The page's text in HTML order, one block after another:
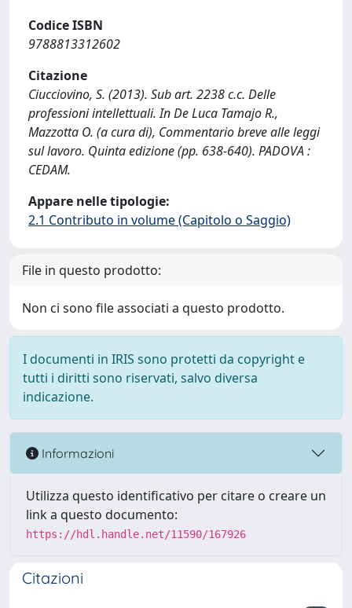
Codice ISBN
9788813312602
Citazione
Ciucciovino, S. (2013). Sub art. 2238 c.c. Delle
professioni intellettuali. In De Luca Tamajo R.,
Mazzotta O. (a cura di), Commentario breve alle leggi
sul lavoro. Quinta edizione (pp. 638-640). PADOVA :
CEDAM.
Appare nelle tipologie:
2.1 Contributo in volume (Capitolo o Saggio)
File in questo prodotto:
Non ci sono file associati a questo prodotto.
I documenti in IRIS sono protetti da copyright e
tutti i diritti sono riservati, salvo diversa
indicazione.
Informazioni
Utilizza questo identificativo per citare o creare un
link a questo documento:
https://hdl.handle.net/11590/167926
Citazioni